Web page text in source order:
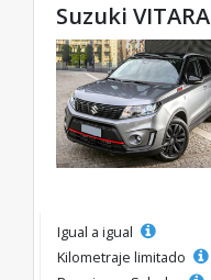
Suzuki VITARA
Igual a igual
Kilometraje limitado